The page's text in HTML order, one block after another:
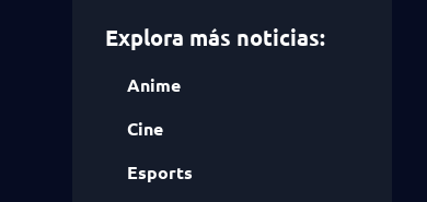
Explora más noticias:
Anime
Cine
Esports